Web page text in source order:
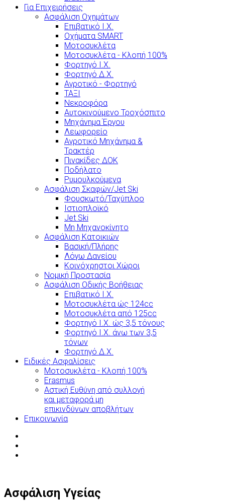
Για Επιχειρήσεις
Ασφάλιση Οχημάτων
Επιβατικό Ι.Χ.
Οχήματα SMART
Μοτοσυκλέτα
Μοτοσυκλέτα - Κλοπή 100%
Φορτηγό Ι.Χ.
Φορτηγό Δ.Χ.
Αγροτικό - Φορτηγό
ΤΑΞΙ
Νεκροφόρα
Αυτοκινούμενο Τροχόσπιτο
Μηχάνημα Έργου
Λεωφορείο
Αγροτικό Μηχάνημα &
Τρακτέρ
Πινακίδες ΔΟΚ
Ποδήλατο
Ρυμουλκούμενα
Ασφάλιση Σκαφών/Jet Ski
Φουσκωτό/Ταχύπλοο
Ιστιοπλοϊκό
Jet Ski
Μη Μηχανοκίνητο
Ασφάλιση Κατοικιών
Βασική/Πλήρης
Λόγω Δανείου
Κοινόχρηστοι Χώροι
Νομική Προστασία
Ασφάλιση Οδικής Βοήθειας
Επιβατικό Ι.Χ.
Μοτοσυκλέτα ώς 124cc
Μοτοσυκλέτα από 125cc
Φορτηγό Ι.Χ. ώς 3,5 τόνους
Φορτηγό Ι.Χ. άνω των 3,5
τόνων
Φορτηγό Δ.Χ.
Ειδικές Ασφαλίσεις
Μοτοσυκλέτα - Κλοπή 100%
Erasmus
Αστική Ευθύνη από συλλογή
και μεταφορά μη
επικινδύνων αποβλήτων
Επικοινωνία
Ασφάλιση Υγείας